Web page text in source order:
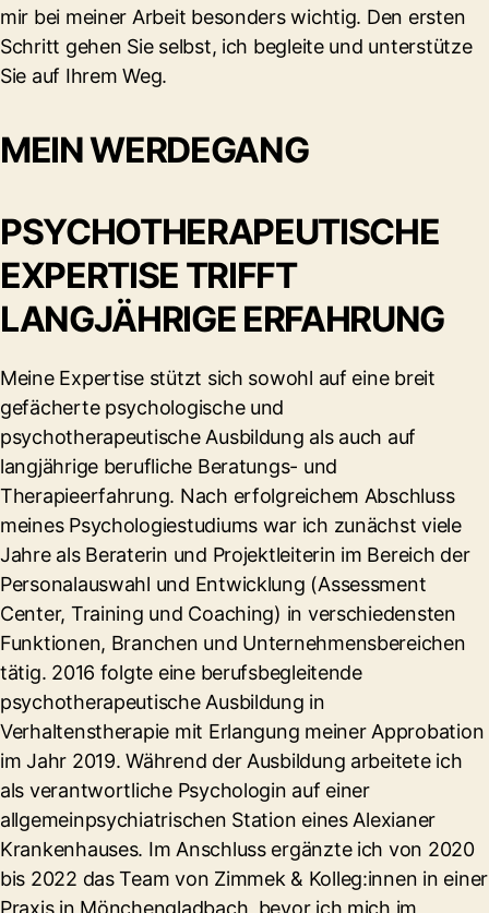
mir bei meiner Arbeit besonders wichtig. Den ersten
Schritt gehen Sie selbst, ich begleite und unterstütze
Sie auf Ihrem Weg.
MEIN WERDEGANG
PSYCHOTHERAPEUTISCHE
EXPERTISE TRIFFT
LANGJÄHRIGE ERFAHRUNG
Meine Expertise stützt sich sowohl auf eine breit
gefächerte psychologische und
psychotherapeutische Ausbildung als auch auf
langjährige berufliche Beratungs- und
Therapieerfahrung. Nach erfolgreichem Abschluss
meines Psychologiestudiums war ich zunächst viele
Jahre als Beraterin und Projektleiterin im Bereich der
Personalauswahl und Entwicklung (Assessment
Center, Training und Coaching) in verschiedensten
Funktionen, Branchen und Unternehmensbereichen
tätig. 2016 folgte eine berufsbegleitende
psychotherapeutische Ausbildung in
Verhaltenstherapie mit Erlangung meiner Approbation
im Jahr 2019. Während der Ausbildung arbeitete ich
als verantwortliche Psychologin auf einer
allgemeinpsychiatrischen Station eines Alexianer
Krankenhauses. Im Anschluss ergänzte ich von 2020
bis 2022 das Team von Zimmek & Kolleg:innen in einer
Praxis in Mönchengladbach, bevor ich mich im